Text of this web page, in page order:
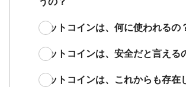
ビットコインは、何に使われるの
ビットコインは、安全だと言える
ビットコインは、これからも存在